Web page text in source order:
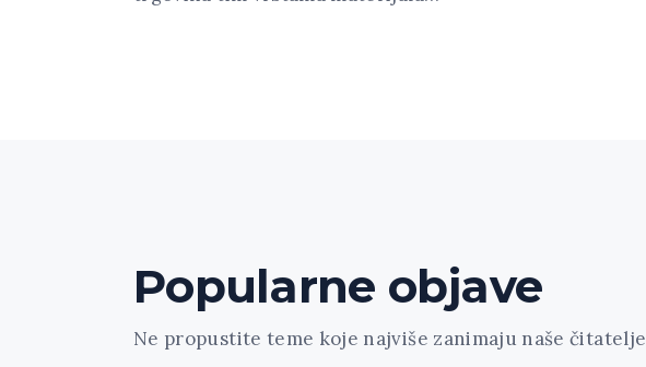
Popularne objave
Ne propustite teme koje najviše zanimaju naše čitatelje